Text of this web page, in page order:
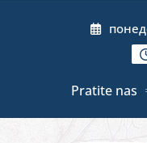
Pratite nas